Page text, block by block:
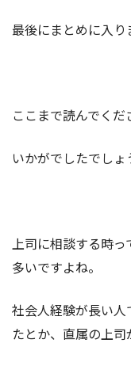
最後にまとめに入り
ここまで読んでくだ
いかがでしたでしょ
上司に相談する時
多いですよね。
社会人経験が長い人
たとか、直属の上